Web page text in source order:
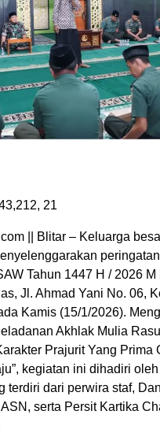
21
|| Blitar – Keluarga
peringatan
Tahun 1447 H / 2026 M
Jl. Ahmad Yani No. 06,
Kamis (15/1/2026).
Akhlak Mulia
Prajurit Yang Prima
kegiatan ini dihadiri
terdiri dari perwira staf,
serta Persit Kartika